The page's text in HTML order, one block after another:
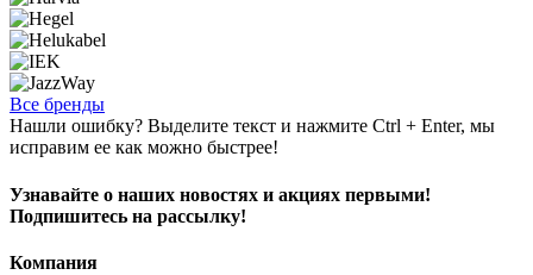
Все бренды
Нашли ошибку? Выделите текст и нажмите Ctrl + Enter, мы
исправим ее как можно быстрее!
Узнавайте о наших новостях и акциях первыми!
Подпишитесь на рассылку!
Компания